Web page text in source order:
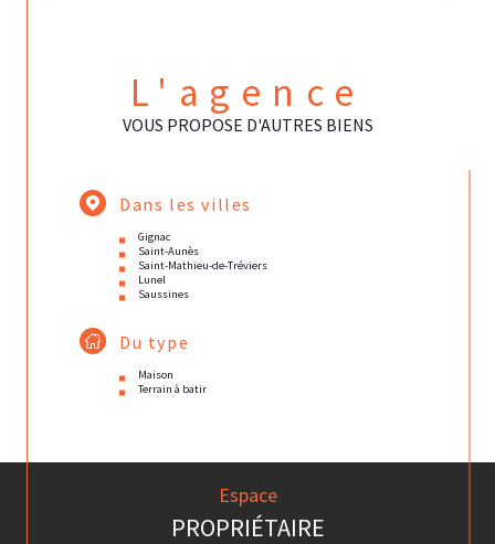
L'agence
VOUS PROPOSE D'AUTRES BIENS
Dans les villes
Gignac
Saint-Aunès
Saint-Mathieu-de-Tréviers
Lunel
Saussines
Du type
Maison
Terrain à batir
Espace
PROPRIÉTAIRE